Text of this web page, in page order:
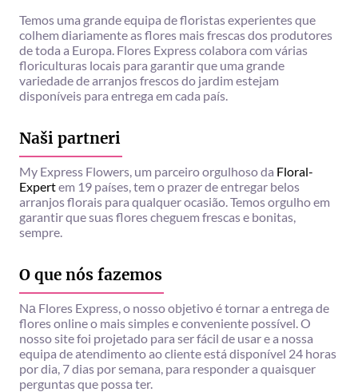
Temos uma grande equipa de floristas experientes que
colhem diariamente as flores mais frescas dos produtores
de toda a Europa. Flores Express colabora com várias
floriculturas locais para garantir que uma grande
variedade de arranjos frescos do jardim estejam
disponíveis para entrega em cada país.
Naši partneri
My Express Flowers, um parceiro orgulhoso da Floral-
Expertem 19 países, tem o prazer de entregar belos
arranjos florais para qualquer ocasião. Temos orgulho em
garantir que suas flores cheguem frescas e bonitas,
sempre.
O que nós fazemos
Nа Flores Express, o nosso objetivo é tornar a entrega de
flores online o mais simples e conveniente possível. O
nosso site foi projetado para ser fácil de usar e a nossa
equipa de atendimento ao cliente está disponível 24 horas
por dia, 7 dias por semana, para responder a quaisquer
perguntas que possa ter.